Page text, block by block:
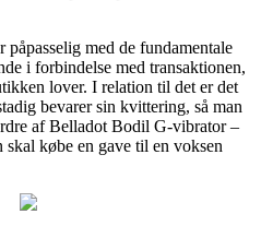
med de fundamentale
i forbindelse med transaktionen,
lover. I relation til det er det
bevarer sin kvittering, så man
af Belladot Bodil G-vibrator –
købe en gave til en voksen